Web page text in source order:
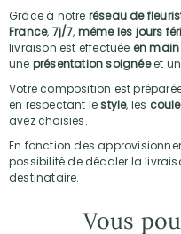
Grâce à notre réseau de
France, 7j/7, même les jours
livraison est effectuée en
une présentation soignéeet
Votre composition est
en respectant lestyle, les
avez choisies.
En fonction des
possibilité de décaler la
destinataire.
Vous